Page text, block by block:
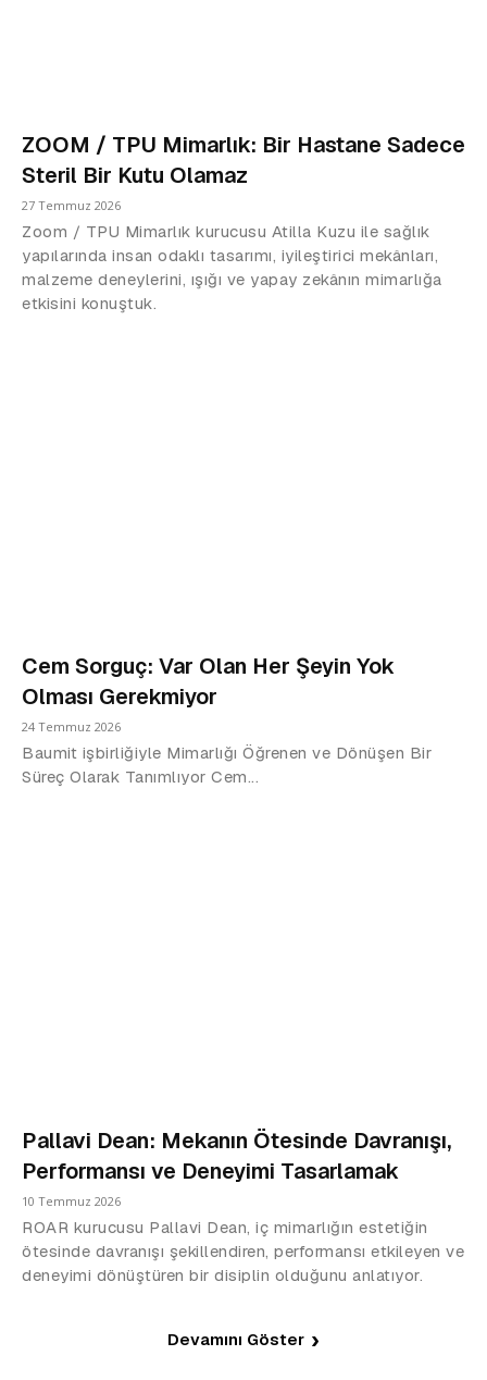
ZOOM / TPU Mimarlık: Bir Hastane Sadece
Steril Bir Kutu Olamaz
27 Temmuz 2026
Zoom / TPU Mimarlık kurucusu Atilla Kuzu ile sağlık
yapılarında insan odaklı tasarımı, iyileştirici mekânları,
malzeme deneylerini, ışığı ve yapay zekânın mimarlığa
etkisini konuştuk.
Cem Sorguç: Var Olan Her Şeyin Yok
Olması Gerekmiyor
24 Temmuz 2026
Baumit işbirliğiyle Mimarlığı Öğrenen ve Dönüşen Bir
Süreç Olarak Tanımlıyor Cem...
Pallavi Dean: Mekanın Ötesinde Davranışı,
Performansı ve Deneyimi Tasarlamak
10 Temmuz 2026
ROAR kurucusu Pallavi Dean, iç mimarlığın estetiğin
ötesinde davranışı şekillendiren, performansı etkileyen ve
deneyimi dönüştüren bir disiplin olduğunu anlatıyor.
Devamını Göster